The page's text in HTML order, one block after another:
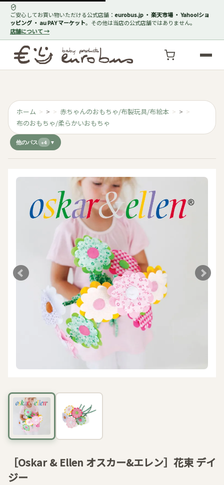
ご安心してお買い物いただける公式店舗： eurobus.jp ・ 楽天市場 ・ Yahoo!ショ
ッピング ・ au PAY マーケット。その他は当店の公式店舗ではありません。
店舗について →
ホーム > 赤ちゃんのおもちゃ/布製玩具/布絵本
>
布のおもちゃ/柔らかいおもちゃ
他のパス +4
［Oskar & Ellen オスカー&エレン］花束 デイ
ジー